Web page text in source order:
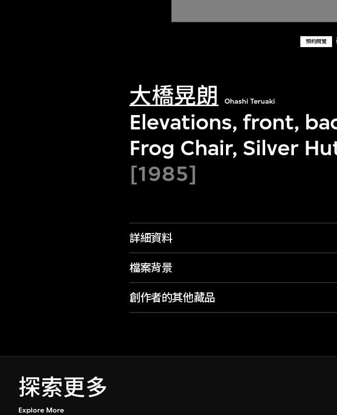
預約閱覽
大橋晃朗 Ohashi Teruaki
Elevations, front,
Frog Chair, Silver
[1985]
詳細資料
檔案背景
創作者的其他藏品
探索更多
Explore More